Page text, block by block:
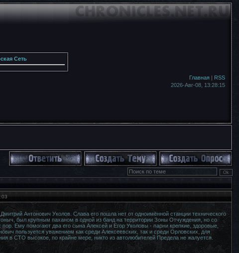
Сеть
Главная| RSS
2026-Авг-08, 13:28:16
Антонович Уколов. Слава его пошла нет от одноимённой станции технического
был крупным паханом в одной из банд на территории Зоны Отчуждения, но со
Ему помогают два его сына Алексей и Егор Уколовы - парни крепкие, здоровые,
пользуется уважением как среди Алексеевских, так и среди Орловских, для
в СТО высокое, по крайне мере, никто из автолюбителей Предела не жалуется.